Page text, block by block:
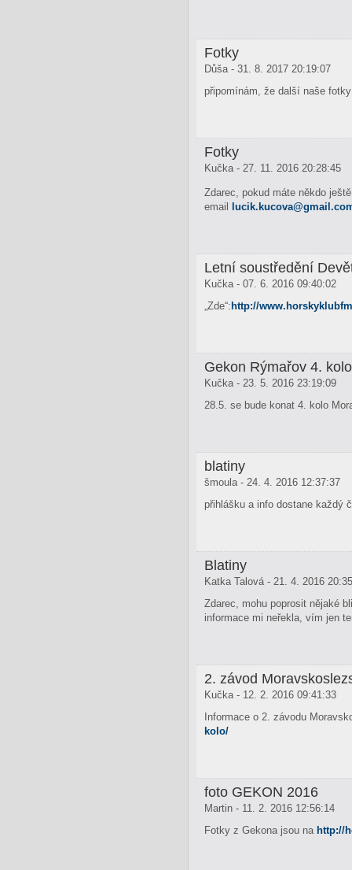
Fotky
Důša - 31. 8. 2017 20:19:07
připomínám, že další naše
Fotky
Kučka - 27. 11. 2016 20:28:45
Zdarec, pokud máte někdo
email
lucik.kucova@
Letní soustředění
Kučka - 07. 6. 2016 09:40:02
„Zde“: http://
Gekon Rýmařov 4. kolo
Kučka - 23. 5. 2016 23:19:09
28.5. se bude konat 4. kolo
blatiny
šmoula - 24. 4. 2016 12:37:37
přihlášku a info dostane každý
Blatiny
Katka Talová - 21. 4. 2016
Zdarec, mohu poprosit nějaké
informace mi neřekla, vím jen
2. závod
Kučka - 12. 2. 2016 09:41:33
Informace o 2. závodu
kolo/
foto GEKON 2016
Martin - 11. 2. 2016 12:56:14
Fotky z Gekona jsou na http://